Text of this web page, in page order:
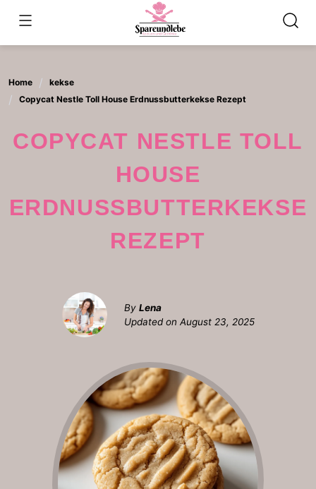
content
Home
kekse
Copycat Nestle Toll House Erdnussbutterkekse Rezept
COPYCAT NESTLE TOLL
HOUSE
ERDNUSSBUTTERKEKSE
REZEPT
By Lena
Updated on August 23, 2025